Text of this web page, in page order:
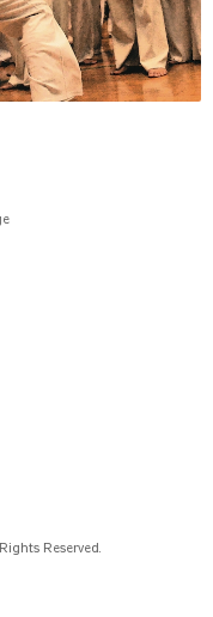
Rights Reserved.